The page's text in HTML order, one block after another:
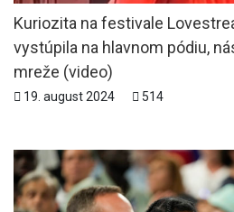
Kuriozita na festivale
vystúpila na hlavnom pódiu,
mreže (video)
19. august 2024 514